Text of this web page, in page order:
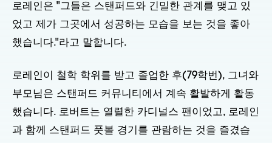
로레인은 "그들은 스탠퍼드와 긴밀한 관계를 맺고 있
었고 제가 그곳에서 성공하는 모습을 보는 것을 좋아
했습니다."라고 말합니다.
로레인이 철학 학위를 받고 졸업한 후(79학번), 그녀와
부모님은 스탠퍼드 커뮤니티에서 계속 활발하게 활동
했습니다. 로버트는 열렬한 카디널스 팬이었고, 로레인
과 함께 스탠퍼드 풋볼 경기를 관람하는 것을 즐겼습